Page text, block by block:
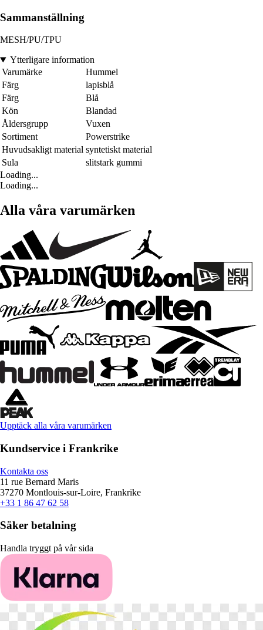
Sammanställning
MESH/PU/TPU
Ytterligare information
Varumärke
Hummel
Färg
lapisblå
Färg
Blå
Kön
Blandad
Åldersgrupp
Vuxen
Sortiment
Powerstrike
Huvudsakligt material syntetiskt material
Sula
slitstark gummi
Loading...
Loading...
Alla våra varumärken
Upptäck alla våra varumärken
Kundservice i Frankrike
Kontakta oss
11 rue Bernard Maris
37270 Montlouis-sur-Loire, Frankrike
+33 1 86 47 62 58
Säker betalning
Handla tryggt på vår sida